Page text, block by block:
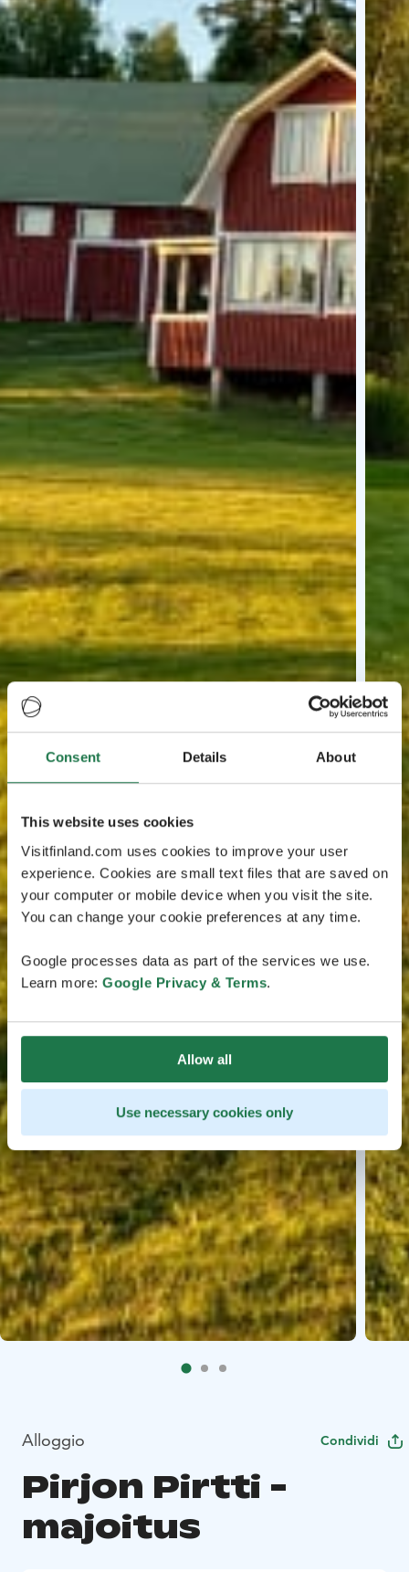
Consent Details About
This website uses cookies
Visitfinland.com uses cookies to improve your user
experience. Cookies are small text files that are saved on
your computer or mobile device when you visit the site.
You can change your cookie preferences at any time.
Google processes data as part of the services we use.
Learn more: Google Privacy & Terms.
Allow all
Use necessary cookies only
Alloggio Condividi
Pirjon Pirtti -
majoitus